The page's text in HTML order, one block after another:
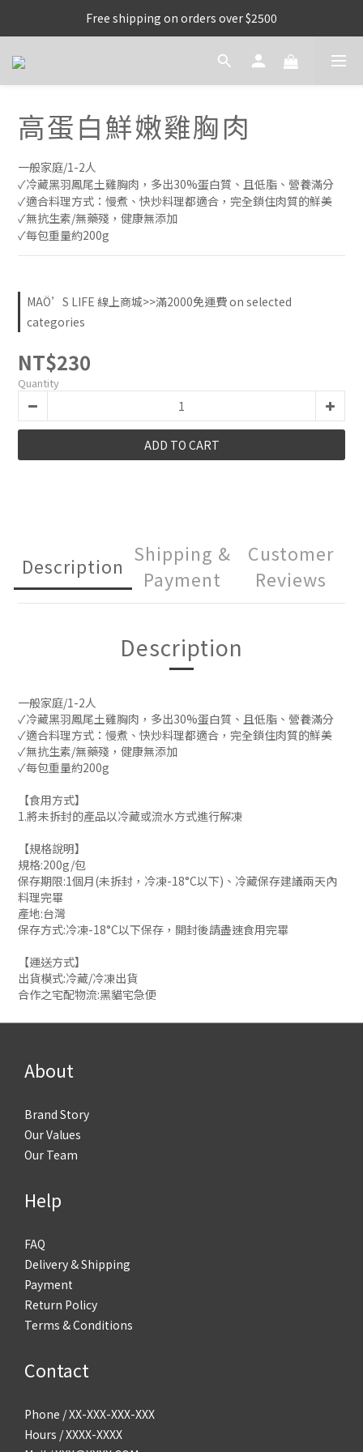
Free shipping on orders over $2500
高蛋白鮮嫩雞胸肉
一般家庭/1-2人
✓冷藏黑羽鳳尾土雞胸肉，多出30%蛋白質、且低脂、營養滿分
✓適合料理方式：慢煮、快炒料理都適合，完全鎖住肉質的鮮美
✓無抗生素/無藥殘，健康無添加
✓每包重量約200g
MAÖ’S LIFE 線上商城>>滿2000免運費 on selected
categories
NT$230
Quantity
ADD TO CART
Description
Shipping &
Payment
Customer
Reviews
Description
一般家庭/1-2人
✓冷藏黑羽鳳尾土雞胸肉，多出30%蛋白質、且低脂、營養滿分
✓適合料理方式：慢煮、快炒料理都適合，完全鎖住肉質的鮮美
✓無抗生素/無藥殘，健康無添加
✓每包重量約200g
【食用方式】
1.將未拆封的產品以冷藏或流水方式進行解凍
【規格說明】
規格:200g/包
保存期限:1個月(未拆封，冷凍-18°C以下)、冷藏保存建議兩天內
料理完畢
產地:台灣
保存方式:冷凍-18°C以下保存，開封後請盡速食用完畢
【運送方式】
出貨模式:冷藏/冷凍出貨
合作之宅配物流:黑貓宅急便
About
Brand Story
Our Values
Our Team
Help
FAQ
Delivery & Shipping
Payment
Return Policy
Terms & Conditions
Contact
Phone / XX-XXX-XXX-XXX
Hours / XXXX-XXXX